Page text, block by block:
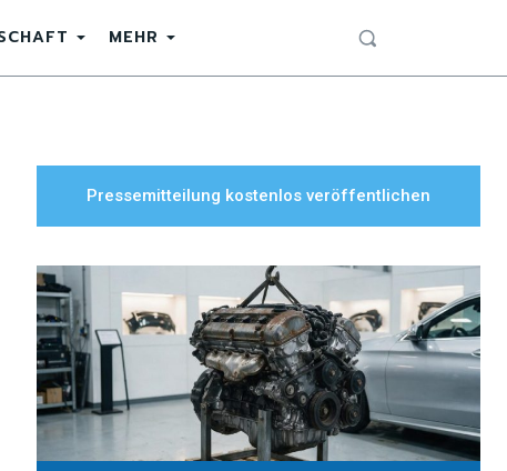
MEHR
Pressemitteilung kostenlos veröffentlichen